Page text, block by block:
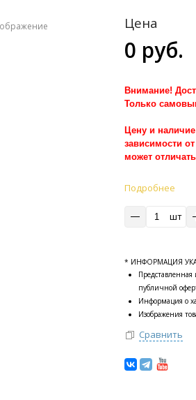
Цена
0 руб.
Внимание!
Только
Цену и
зависимости
может
Подробнее
шт
* ИНФОРМАЦИЯ
публичной
Информация о
Изображения
Сравнить